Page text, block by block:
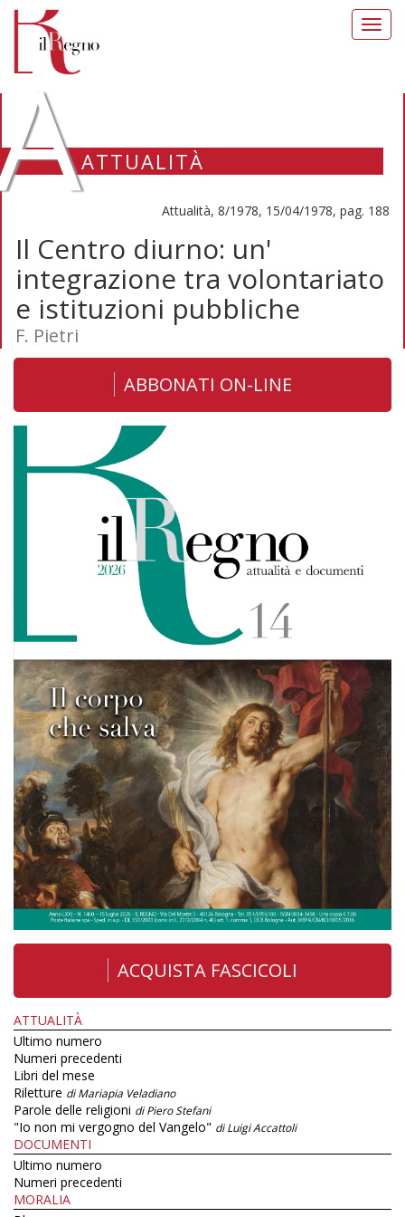
ATTUALITÀ
Attualità, 8/1978, 15/04/1978, pag. 188
Il Centro diurno: un'
integrazione tra volontariato
e istituzioni pubbliche
F. Pietri
ABBONATI ON-LINE
ACQUISTA FASCICOLI
ATTUALITÀ
Ultimo numero
Numeri precedenti
Libri del mese
Riletture di Mariapia Veladiano
Parole delle religioni di Piero Stefani
"Io non mi vergogno del Vangelo" di Luigi Accattoli
DOCUMENTI
Ultimo numero
Numeri precedenti
MORALIA